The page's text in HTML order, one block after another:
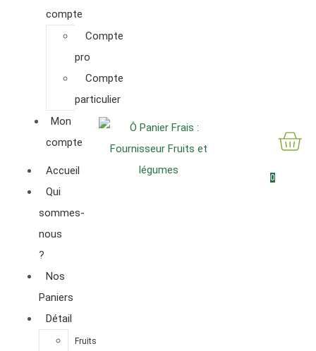
compte
Compte
pro
Compte
particulier
Mon
compte
Accueil
Qui
sommes-
nous
?
Nos
Paniers
Détail
Fruits
0